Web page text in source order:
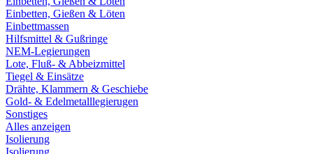
Einbetten, Gießen & Löten
Einbettmassen
Hilfsmittel & Gußringe
NEM-Legierungen
Lote, Fluß- & Abbeizmittel
Tiegel & Einsätze
Drähte, Klammern & Geschiebe
Gold- & Edelmetalllegierugen
Sonstiges
Alles anzeigen
Isolierung
Isolierung